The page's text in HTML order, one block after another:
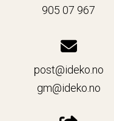
905 07 967
post@ideko.no
gm@ideko.no